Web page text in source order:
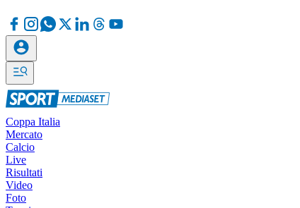
Coppa Italia
Mercato
Calcio
Live
Risultati
Video
Foto